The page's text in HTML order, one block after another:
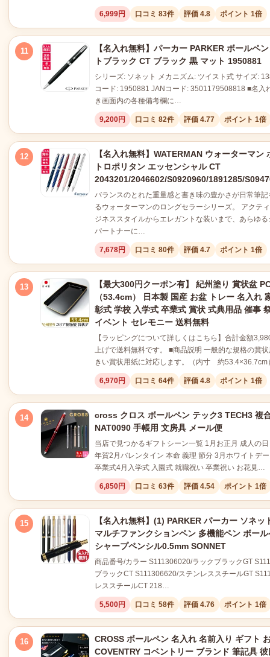
6,999円 口コミ 83件 評価 4.8 ポイント 1倍
11
【名入れ無料】パーカー PARKER ボールペ
トブラック CT ブラック 黒 マット 1950881
シリーズ: ソネット メカニズム: ツイスト式 サイズ:
コード: 1950881 JANコード: 3501179508818 ■名入
き画面内の各種備考欄に…
9,200円 口コミ 82件 評価 4.77 ポイント 1倍
12
【名入れ無料】WATERMAN ウォーターマン
トロポリタン エッセンシャル CT
2043201/2046602/S0920960/1891285/
バランスのとれた重量感と書き味の豊かさが日常筆
るウォーターマンのロングセラーシリーズ。 アクテ
ジネススタイルからエレガントな装いまで、あらゆ
パートナーに…
7,678円 口コミ 80件 評価 4.7 ポイント 1倍
13
【最大300円クーポン有】 紀州塗り 賞状盆
（53.4cm） 日本製 国産 お盆 トレー 名入れ
彰式 学校 入学式 卒業式 賞状 式典用品 催事
イベント セレモニー 送料無料
【ラッピングについて詳しくはこちら】合計金額
上げで送料無料です。 ■商品説明 一般的な規格の賞
きい賞状用紙に対応します。（内寸 約
6,970円 口コミ 64件 評価 4.8 ポイント 1倍
14
cross クロス ボールペン テック3 TECH3 複
NAT0090 手帳用 文房具 メール便
当店で見つかるギフトシーン一覧 1月お正月 成人の
年賀2月バレンタイン 本命 義理 節分 3月ホワイトデ
卒業式4月入学式 入園式 就職祝い 卒業祝い お花見…
6,850円 口コミ 63件 評価 4.54 ポイント 1倍
15
【名入れ無料】(1) PARKER パーカー ソネッ
マルチファンクションペン 多機能ペン ボー
シャープペンシル0.5mm SONNET
商品番号/カラー S111306020/ラックブラックGT
ブラックCT S111306620/ステンレススチールGT
レススチールCT 218…
5,500円 口コミ 58件 評価 4.76 ポイント 1倍
16
CROSS ボールペン 名入れ 名前入り ギフト
COVENTRY コベントリー ブランド 筆記具